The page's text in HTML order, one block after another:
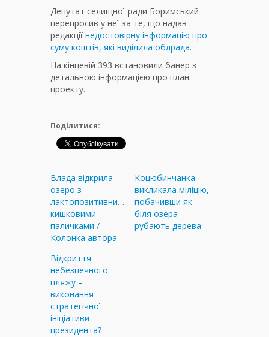
Депутат селищної ради Боримський
перепросив у неї за те, що надав
редакції недостовірну інформацію про
суму коштів, які виділила облрада.
На кінцевій 393 встановили банер з
детальною інформацією про план
проекту.
Поділитися:
Влада відкрила
озеро з
лактопозитивними
кишковими
паличками /
Колонка автора
Коцюбинчанка
викликала міліцію,
побачивши як
біля озера
рубають дерева
Відкриття
небезпечного
пляжу –
виконання
стратегічної
ініціативи
президента?